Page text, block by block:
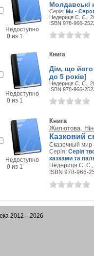
Недоступно
0 из 1
Молдавські
Серія: Ми -
Недериця С. С.,
ISBN 978-966-
Недоступно
0 из 1
Книга
Дім, що його
до 5 років]
Недериця С. С.,
ISBN 978-966-
Недоступно
0 из 1
Книга
Жилютова,
Казковий
Сказочный мир
Серія: Серія
казками та
Недериця С. С.,
ISBN 978-966-
2012—2026